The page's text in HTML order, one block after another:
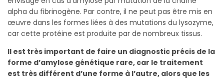
alpha du fibrinogène. Par contre, il ne peut pas être mis en
œuvre dans les formes liées à des mutations du lysozyme,
car cette protéine est produite par de nombreux tissus.
Il est très important de faire un diagnostic précis de la
forme d’amylose génétique rare, car le traitement
est très différent d’une forme à l’autre, alors que les